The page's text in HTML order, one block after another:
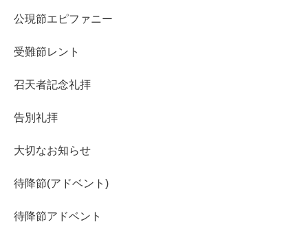
公現節エピファニー
受難節レント
召天者記念礼拝
告別礼拝
大切なお知らせ
待降節(アドベント)
待降節アドベント